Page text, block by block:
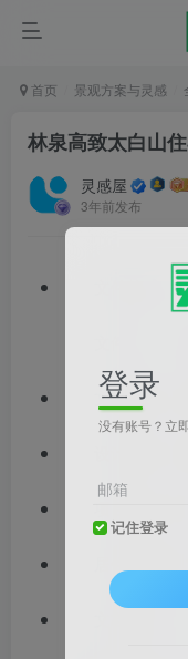
首页 景观方案与灵感
林泉高致太白山
灵感屋
3年前发布
文件格式：
文档类型：
登录
没有账号？立
邮箱
记住登录